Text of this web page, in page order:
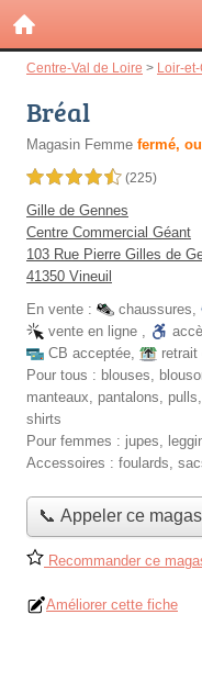
Centre-Val de Loire > Loir-
Bréal
Magasin Femme fermé,
4,5 étoiles sur 5 (225)
Gille de Gennes
Centre Commercial Géant
103 Rue Pierre Gilles de
41350 Vineuil
En vente :
chaussures,
vente en ligne ,
CB acceptée,
retrait
Pour tous : blouses,
manteaux, pantalons,
shirts
Pour femmes : jupes,
Accessoires : foulards,
📞 Appeler ce
Recommander ce
Améliorer cette fiche